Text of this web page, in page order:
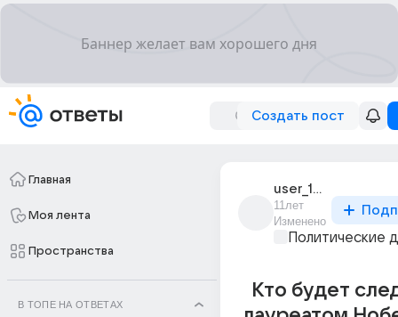
Создать пост
Главная
Моя лента
Пространства
В ТОПЕ НА ОТВЕТАХ
user_103988019
11лет
Изменено
Политические
Кто будет